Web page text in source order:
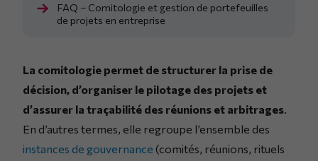
FAQ – Comitologie et gestion de portefeuilles
de projets en entreprise
La comitologie permet de structurer la prise de
décision, d’organiser le pilotage des projets et
d’assurer la traçabilité des réunions et arbitrages.
En d’autres termes, elle regroupe l’ensemble des
instances de gouvernance (comités, réunions, rituels